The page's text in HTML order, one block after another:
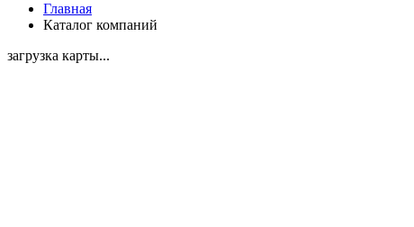
Главная
Каталог компаний
загрузка карты...